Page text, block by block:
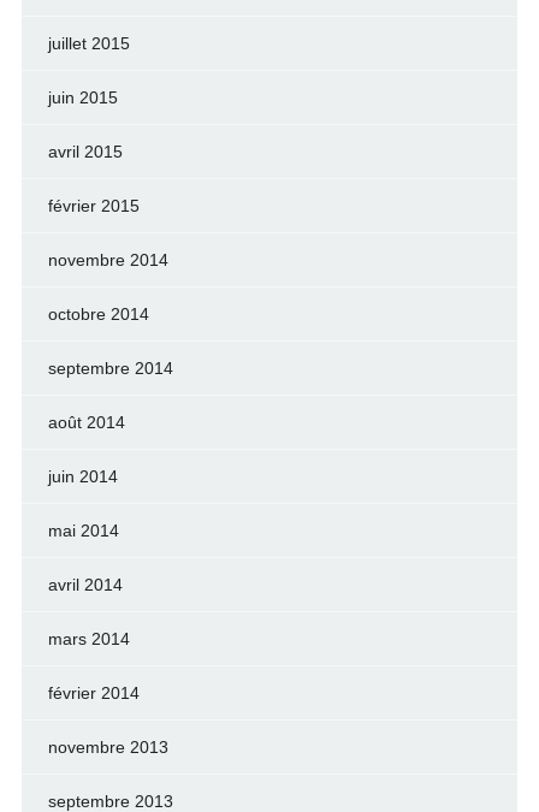
juillet 2015
juin 2015
avril 2015
février 2015
novembre 2014
octobre 2014
septembre 2014
août 2014
juin 2014
mai 2014
avril 2014
mars 2014
février 2014
novembre 2013
septembre 2013